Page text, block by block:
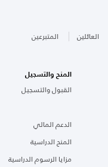
العائلين المتبرعين
المنح والتسجيل
القبول والتسجيل
الدعم المالي
المنح الدراسية
مزايا الرسوم الدراسية